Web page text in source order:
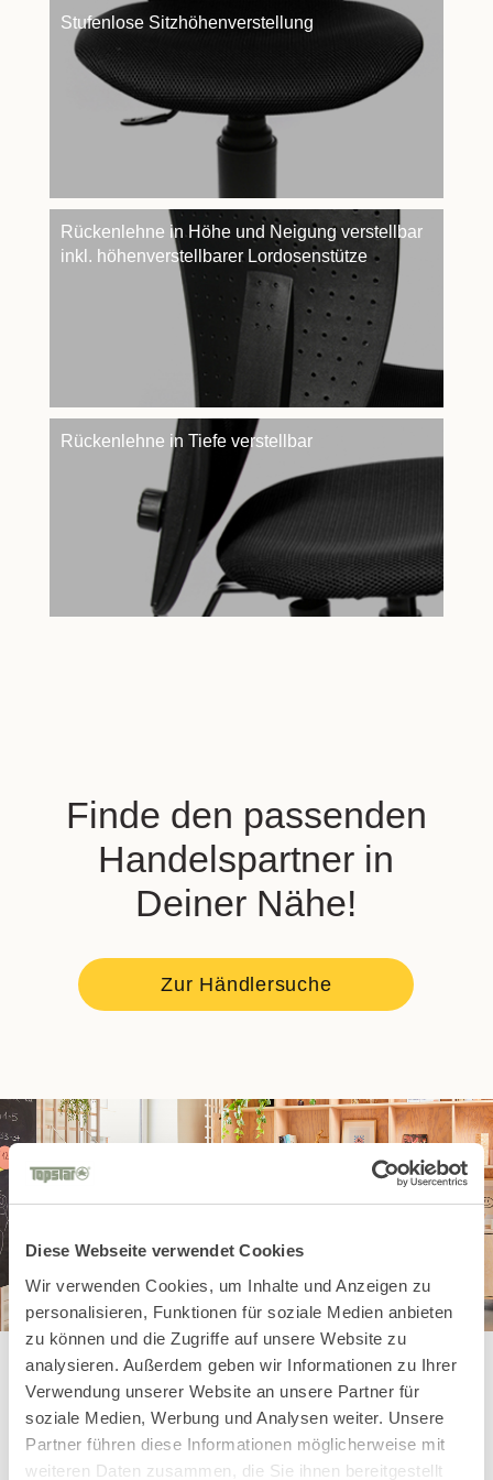
Diese Webseite verwendet Cookies
Wir verwenden Cookies, um Inhalte und Anzeigen zu
personalisieren, Funktionen für soziale Medien anbieten
zu können und die Zugriffe auf unsere Website zu
analysieren. Außerdem geben wir Informationen zu Ihrer
Verwendung unserer Website an unsere Partner für
soziale Medien, Werbung und Analysen weiter. Unsere
Partner führen diese Informationen möglicherweise mit
weiteren Daten zusammen, die Sie ihnen bereitgestellt
Stufenlose Sitzhöhenverstellung
Rückenlehne in Höhe und Neigung verstellbar
inkl. höhenverstellbarer Lordosenstütze
Rückenlehne in Tiefe verstellbar
Finde den passenden
Handelspartner in
Deiner Nähe!
Zur Händlersuche
Diese Kids